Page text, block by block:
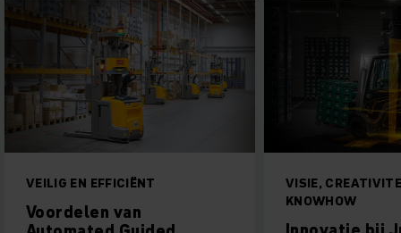
VEILIG EN EFFICIËNT
Voordelen van
VISIE,
KNOWHOW